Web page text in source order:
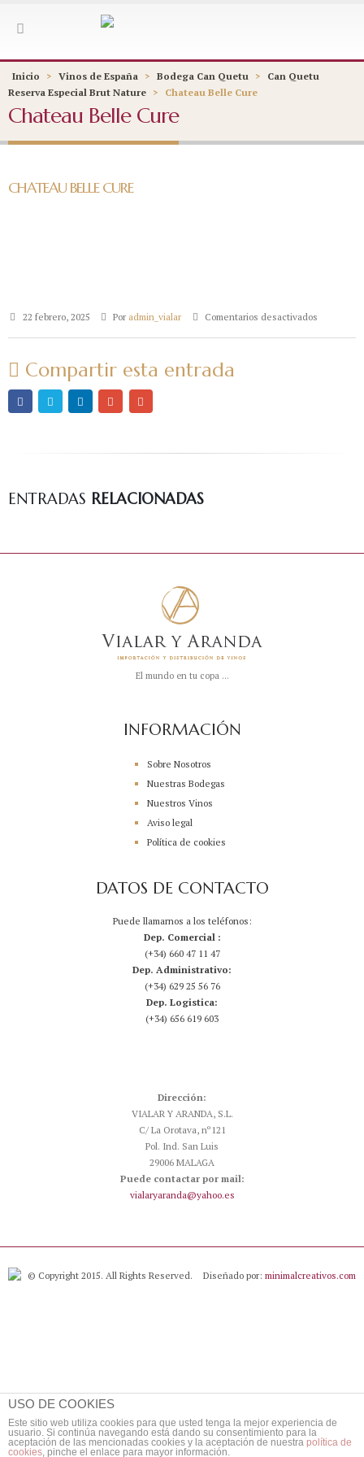
Inicio > Vinos de España > Bodega Can Quetu >
Can Quetu
Reserva Especial Brut Nature > Chateau Belle Cure
Chateau Belle Cure
CHATEAU BELLE CURE
22 febrero, 2025 Por admin_vialar Comentarios desactivados
Compartir esta entrada
ENTRADAS RELACIONADAS
El mundo en tu copa ...
INFORMACIÓN
Sobre Nosotros
Nuestras Bodegas
Nuestros Vinos
Aviso legal
Política de cookies
DATOS DE CONTACTO
Puede llamarnos a los teléfonos:
Dep. Comercial :
(+34) 660 47 11 47
Dep. Administrativo:
(+34) 629 25 56 76
Dep. Logistica:
(+34) 656 619 603
Dirección:
VIALAR Y ARANDA, S.L.
C/ La Orotava, nº121
Pol. Ind. San Luis
29006 MALAGA
Puede contactar por mail:
vialaryaranda@yahoo.es
© Copyright 2015. All Rights Reserved. Diseñado por: minimalcreativos.com
USO DE COOKIES
Este sitio web utiliza cookies para que usted tenga la mejor experiencia de
usuario. Si continúa navegando está dando su consentimiento para la
aceptación de las mencionadas cookies y la aceptación de nuestra política de
cookies, pinche el enlace para mayor información.